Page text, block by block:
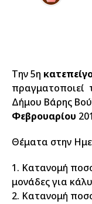
Την 5η
πραγματοποιεί
Δήμου Βάρης
Φεβρουαρίου
Θέματα στην
1. Κατανομή
μονάδες για
2. Κατανομή